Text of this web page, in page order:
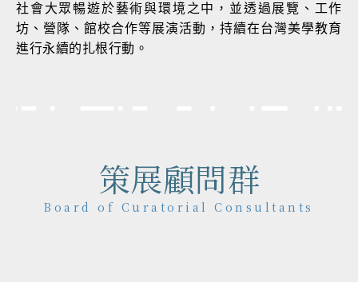
社會大眾暢遊於藝術與環境之中，並透過展覽、工作
坊、營隊、館校合作等展演活動，持續在台灣美學教育
進行永續的扎根行動。
策展顧問群
Board of Curatorial Consultants